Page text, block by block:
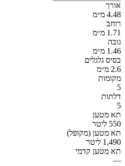
אורך
4.48 מ״מ
רוחב
1.71 מ״מ
גובה
1.46 מ״מ
בסיס גלגלים
2.6 מ״מ
מקומות
5
דלתות
5
תא מטען
550 ליטר
תא מטען (מקופל)
1,490 ליטר
תא מטען קדמי
—